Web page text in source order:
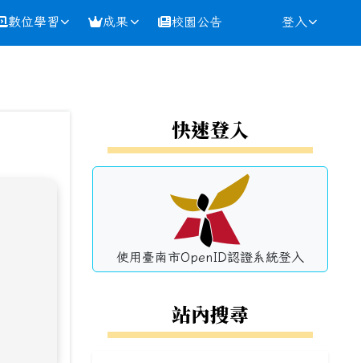
數位學習 成果 校園公告 登入
左邊區域內容
快速登入
使用臺南市OpenID認證系統登入
站內搜尋